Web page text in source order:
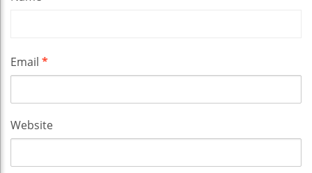
Email *
Website